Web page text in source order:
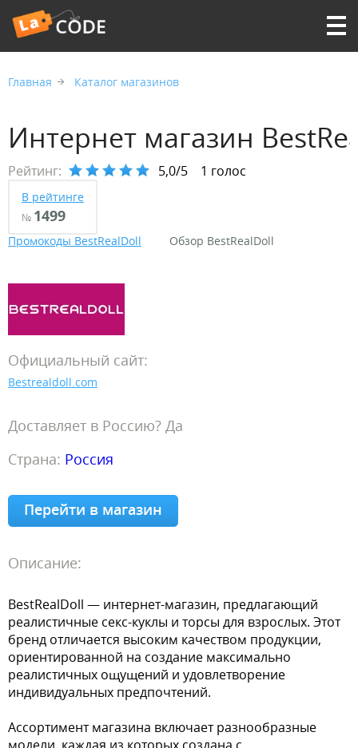
Главная Каталог магазинов
Интернет магазин
Рейтинг: 5,0/5 1 голос
В рейтинге
№ 1499
Промокоды BestRealDoll Обзор BestRealDoll
Официальный сайт:
Bestrealdoll.com
Доставляет в Россию? Да
Страна: Россия
Перейти в магазин
Описание:
BestRealDoll — интернет-магазин, предлагающий
реалистичные секс-куклы и торсы для взрослых. Этот
бренд отличается высоким качеством продукции,
ориентированной на создание максимально
реалистичных ощущений и удовлетворение
индивидуальных предпочтений.
Ассортимент магазина включает разнообразные